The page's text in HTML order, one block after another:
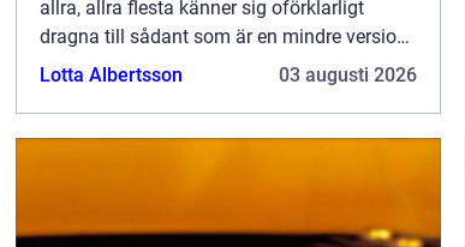
allra, allra flesta känner sig oförklarligt
dragna till sådant som är en mindre version
av något vi är vana vi...
Lotta Albertsson 03 augusti 2026